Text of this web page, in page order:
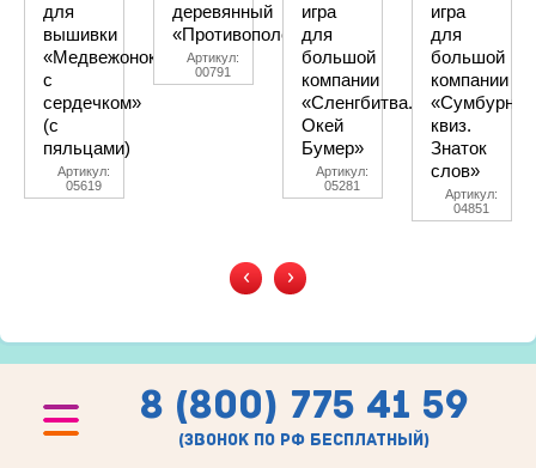
для
вышивки
«Медвежонок
с
сердечком»
(с
пяльцами)
Артикул:
05619
деревянный
«Противоположности»
Артикул:
00791
игра
для
большой
компании
«Сленгбитва.
Окей
Бумер»
Артикул:
05281
игра
для
большой
компании
«Сумбурный
квиз.
Знаток
слов»
Артикул:
04851
‹ ›
8 (800) 775 41 59
(звонок по рф бесплатный)